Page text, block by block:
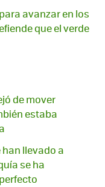
avanzar en los
que el verde
de mover
estaba
llevado a
se ha